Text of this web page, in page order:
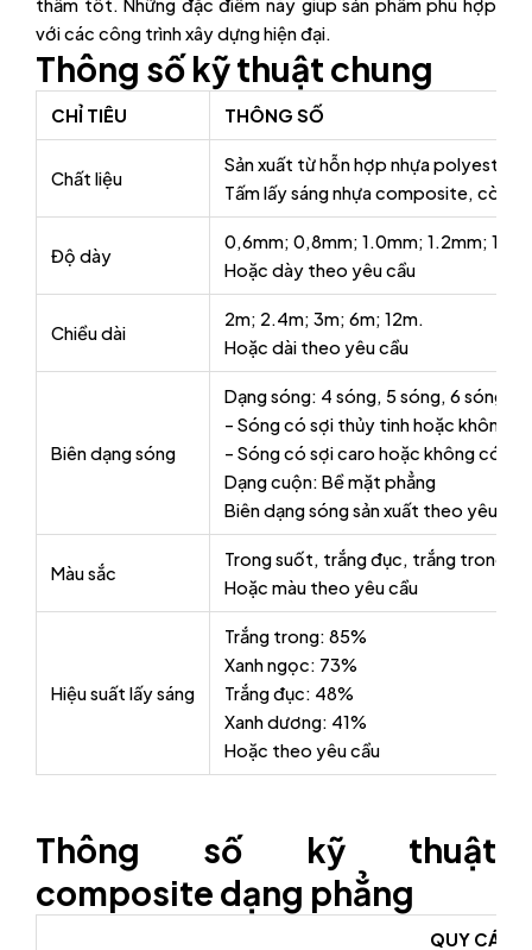
thấm tốt. Những đặc điểm này giúp sản phẩm phù hợp
với các công trình xây dựng hiện đại.
Thông số kỹ thuật chung
CHỈ TIÊU THÔNG SỐ
Chất liệu
Sản xuất từ hỗn hợp nhựa polyester
Tấm lấy sáng nhựa composite, còn
Độ dày
0,6mm; 0,8mm; 1.0mm; 1.2mm;
Hoặc dày theo yêu cầu
Chiều dài
2m; 2.4m; 3m; 6m; 12m.
Hoặc dài theo yêu cầu
Biên dạng sóng
Dạng sóng: 4 sóng, 5 sóng, 6 sóng,
– Sóng có sợi thủy tinh hoặc không
– Sóng có sợi caro hoặc không có
Dạng cuộn: Bề mặt phẳng
Biên dạng sóng sản xuất theo yêu cầu
Màu sắc
Trong suốt, trắng đục, trắng trong,
Hoặc màu theo yêu cầu
Hiệu suất lấy sáng
Trắng trong: 85%
Xanh ngọc: 73%
Trắng đục: 48%
Xanh dương: 41%
Hoặc theo yêu cầu
Thông số kỹ thuật
composite dạng phẳng
QUY CÁCH